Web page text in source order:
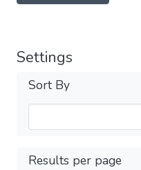
Settings
Sort By
Results per page